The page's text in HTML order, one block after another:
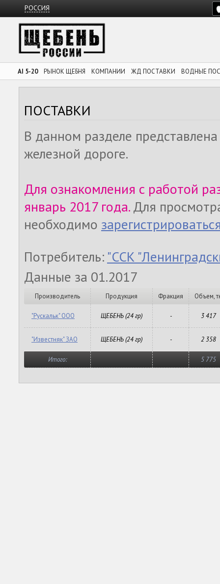
РОССИЯ
AI 5-20 РЫНОК ЩЕБНЯ КОМПАНИИ ЖД ПОСТАВКИ ВОДНЫЕ
ПОСТАВКИ
В данном разделе
железной дороге.
Для ознакомления с работой
январь 2017 года.Для
необходимо
Потребитель: "ССК
Данные за 01.2017
Производитель Продукция Фракция Объем,
"Рускальк" ООО ЩЕБЕНЬ (24 гр) - 3 417
"Известняк" ЗАО ЩЕБЕНЬ (24 гр) - 2 358
Итого: 5 775